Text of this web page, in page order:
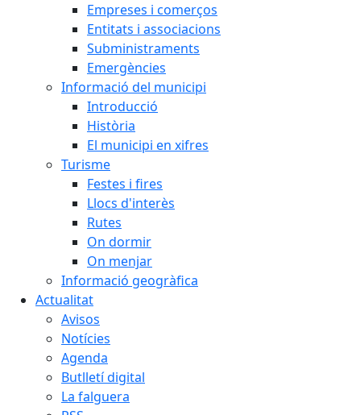
Empreses i comerços
Entitats i associacions
Subministraments
Emergències
Informació del municipi
Introducció
Història
El municipi en xifres
Turisme
Festes i fires
Llocs d'interès
Rutes
On dormir
On menjar
Informació geogràfica
Actualitat
Avisos
Notícies
Agenda
Butlletí digital
La falguera